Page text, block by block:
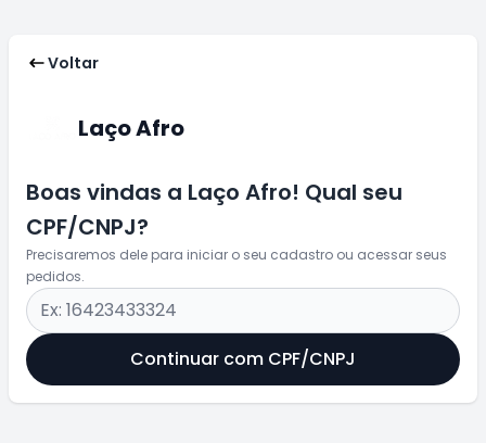
Voltar
Laço Afro
Boas vindas a Laço Afro! Qual seu
CPF/CNPJ?
Precisaremos dele para iniciar o seu cadastro ou acessar seus
pedidos.
Continuar com CPF/CNPJ